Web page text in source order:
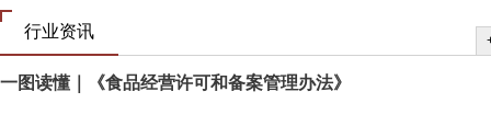
行业资讯
一图读懂｜《食品经营许可和备案管理办法》